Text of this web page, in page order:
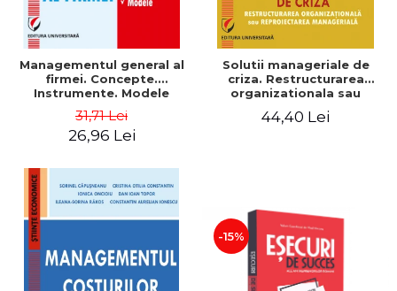
Managementul general al
firmei. Concepte.
Instrumente. Modele
31,71 Lei
26,96 Lei
Solutii manageriale de
criza. Restructurarea
organizationala sau
44,40 Lei
-15%